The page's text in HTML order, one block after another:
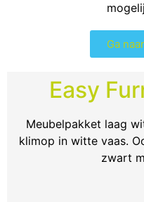
Ga
Easy
Meubelpakket laag
klimop in witte vaas.
zwart